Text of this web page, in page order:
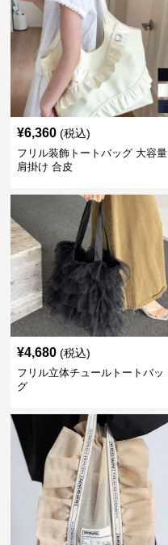
¥6,360 (税込)
フリル装飾トートバッグ 大容量
肩掛け 合皮
¥4,680 (税込)
フリル立体チュールトートバッ
グ